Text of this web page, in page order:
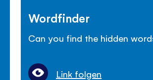
Wordfinder
Can you find the hidden
Link folgen